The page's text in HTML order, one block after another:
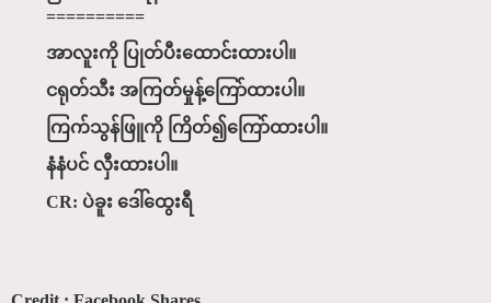
==========
အာလူးကို ပြုတ်ပီးထောင်းထားပါ။
ငရုတ်သီး အကြတ်မှုန့်ကြော်ထားပါ။
ကြက်သွန်ဖြူကို ကြိတ်၍ကြော်ထားပါ။
နံနံပင် လှီးထားပါ။
CR: ပဲခူး ဒေါ်ထွေးရီ